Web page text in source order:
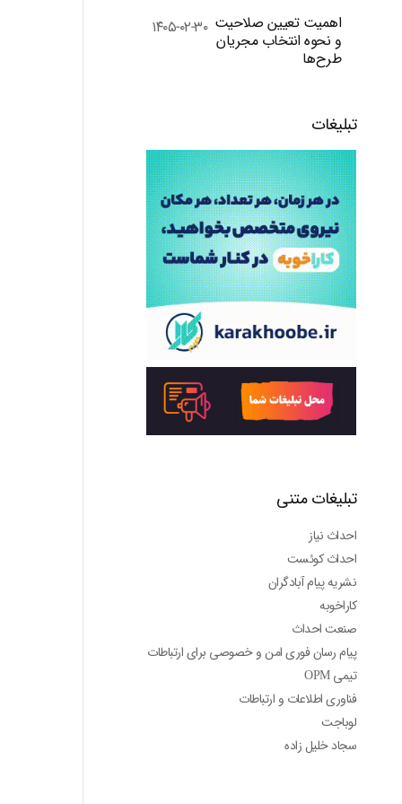
اهمیت تعیین صلاحیت
و نحوه انتخاب مجریان
طرح‌ها
۱۴۰۵-۰۲-۳۰
تبلیغات
تبلیغات متنی
احداث نیاز
احداث کوئست
نشریه پیام آبادگران
کاراخوبه
صنعت احداث
پیام رسان فوری امن و خصوصی برای ارتباطات
تیمی OPM
فناوری اطلاعات و ارتباطات
لوباجت
سجاد خلیل زاده